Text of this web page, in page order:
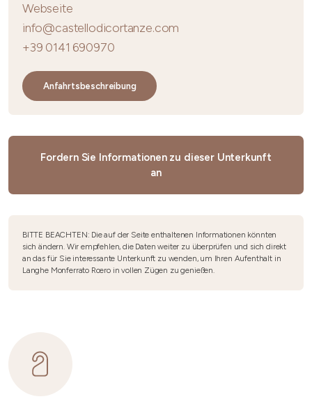
Webseite
info@castellodicortanze.com
+39 0141 690970
Anfahrtsbeschreibung
Fordern Sie Informationen zu dieser Unterkunft
an
BITTE BEACHTEN: Die auf der Seite enthaltenen Informationen könnten
sich ändern. Wir empfehlen, die Daten weiter zu überprüfen und sich direkt
an das für Sie interessante Unterkunft zu wenden, um Ihren Aufenthalt in
Langhe Monferrato Roero in vollen Zügen zu genießen.